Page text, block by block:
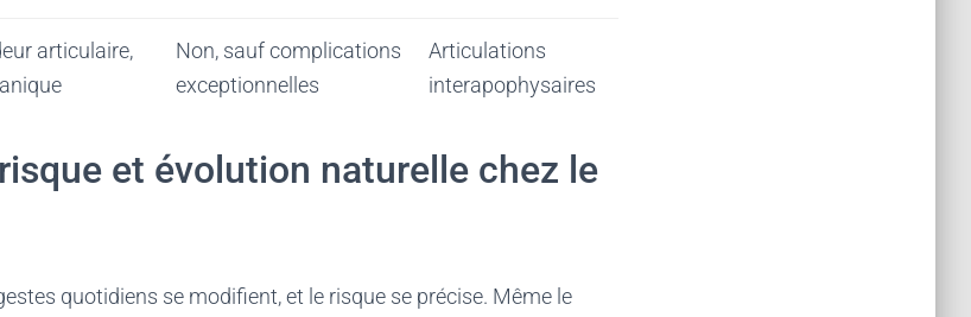
articulaire,
Non, sauf complications
exceptionnelles
Articulations
interapophysaires
et évolution naturelle chez le
quotidiens se modifient, et le risque se précise. Même le